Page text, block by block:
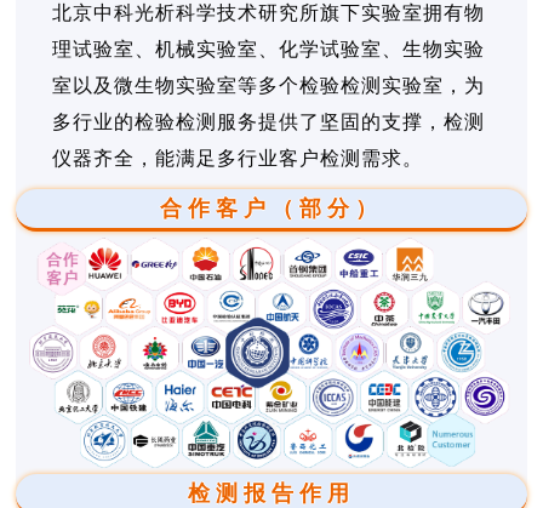
北京中科光析科学技术研究所旗下实验室拥有物
理试验室、机械实验室、化学试验室、生物实验
室以及微生物实验室等多个检验检测实验室，为
多行业的检验检测服务提供了坚固的支撑，检测
仪器齐全，能满足多行业客户检测需求。
合作客户（部分）
检测报告作用